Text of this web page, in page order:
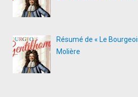
Résumé de « Le
Molière